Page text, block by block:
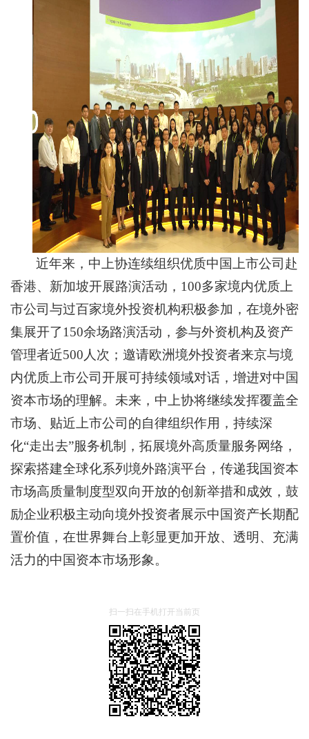
近年来，中上协连续组织优质中国上市公司赴
香港、新加坡开展路演活动，100多家境内优质上
市公司与过百家境外投资机构积极参加，在境外密
集展开了150余场路演活动，参与外资机构及资产
管理者近500人次；邀请欧洲境外投资者来京与境
内优质上市公司开展可持续领域对话，增进对中国
资本市场的理解。未来，中上协将继续发挥覆盖全
市场、贴近上市公司的自律组织作用，持续深
化“走出去”服务机制，拓展境外高质量服务网络，
探索搭建全球化系列境外路演平台，传递我国资本
市场高质量制度型双向开放的创新举措和成效，鼓
励企业积极主动向境外投资者展示中国资产长期配
置价值，在世界舞台上彰显更加开放、透明、充满
活力的中国资本市场形象。
扫一扫在手机打开当前页